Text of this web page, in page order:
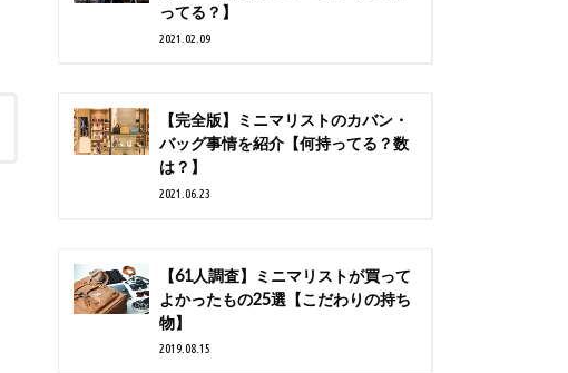
ってる？】
2021.02.09
【完全版】ミニマリストのカバン・
バッグ事情を紹介【何持ってる？数
は？】
2021.06.23
【61人調査】ミニマリストが買って
よかったもの25選【こだわりの持ち
物】
2019.08.15